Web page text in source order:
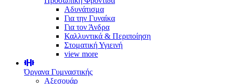
Αδυνάτισμα
Για την Γυναίκα
Για τον Άνδρα
Καλλυντικά & Περιποίηση
Στοματική Υγιεινή
view more
Όργανα Γυμναστικής
Αξεσουάρ